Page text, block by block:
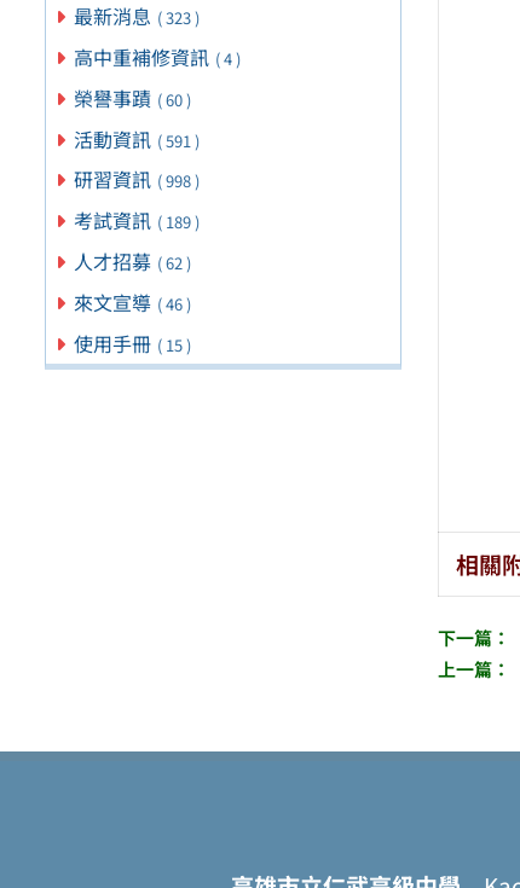
最新消息 ( 323 )
高中重補修資訊 ( 4 )
榮譽事蹟 ( 60 )
活動資訊 ( 591 )
研習資訊 ( 998 )
考試資訊 ( 189 )
人才招募 ( 62 )
來文宣導 ( 46 )
使用手冊 ( 15 )
相關